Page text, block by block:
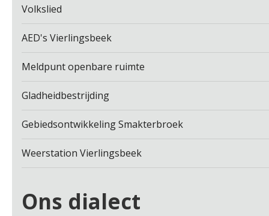
Volkslied
AED's Vierlingsbeek
Meldpunt openbare ruimte
Gladheidbestrijding
Gebiedsontwikkeling Smakterbroek
Weerstation Vierlingsbeek
Ons dialect